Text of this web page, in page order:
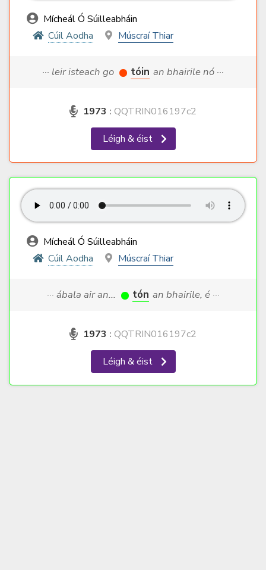
Mícheál Ó Súilleabháin
Cúil Aodha
Múscraí Thiar
··· leir isteach go tóin an bhairile nó ···
1973 : QQTRIN016197c2
Léigh & éist
Mícheál Ó Súilleabháin
Cúil Aodha
Múscraí Thiar
··· ábala air an... tón an bhairile, é ···
1973 : QQTRIN016197c2
Léigh & éist